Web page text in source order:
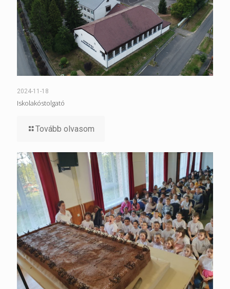
2024-11-18
Iskolakóstolgató
Tovább olvasom